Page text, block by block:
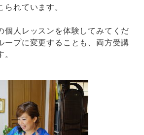
れています。
個人レッスンを体験してみてくだ
ープに変更することも、両方受講